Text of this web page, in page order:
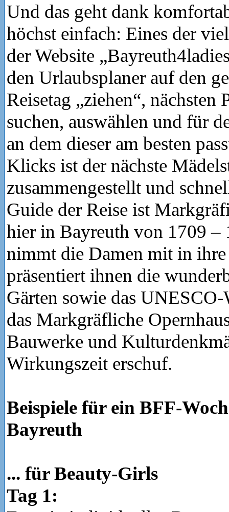
Und das geht dank
höchst einfach: Eines der
der Website
den Urlaubsplaner auf den
Reisetag „ziehen“, nächsten
suchen, auswählen und für
an dem dieser am besten
Klicks ist der nächste
zusammengestellt und
Guide der Reise ist
hier in Bayreuth von 1709 –
nimmt die Damen mit in
präsentiert ihnen die
Gärten sowie das
das Markgräfliche
Bauwerke und
Wirkungszeit erschuf.
Beispiele für ein BFF-
Bayreuth
... für Beauty-Girls
Tag 1: